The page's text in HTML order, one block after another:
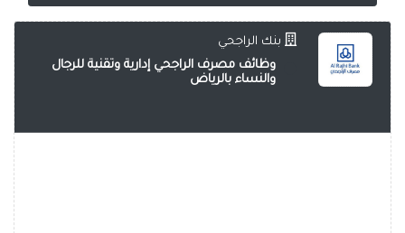
بنك الراجحي
وظائف مصرف الراجحي إدارية وتقنية للرجال
والنساء بالرياض